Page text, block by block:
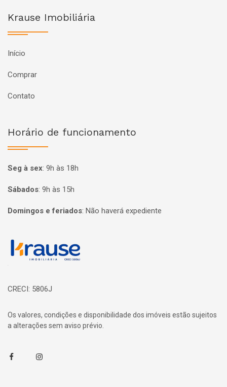
Krause Imobiliária
Início
Comprar
Contato
Horário de funcionamento
Seg à sex: 9h às 18h
Sábados: 9h às 15h
Domingos e feriados: Não haverá expediente
Página inicial
CRECI: 5806J
Os valores, condições e disponibilidade dos imóveis estão sujeitos
a alterações sem aviso prévio.
FacebookInstagram